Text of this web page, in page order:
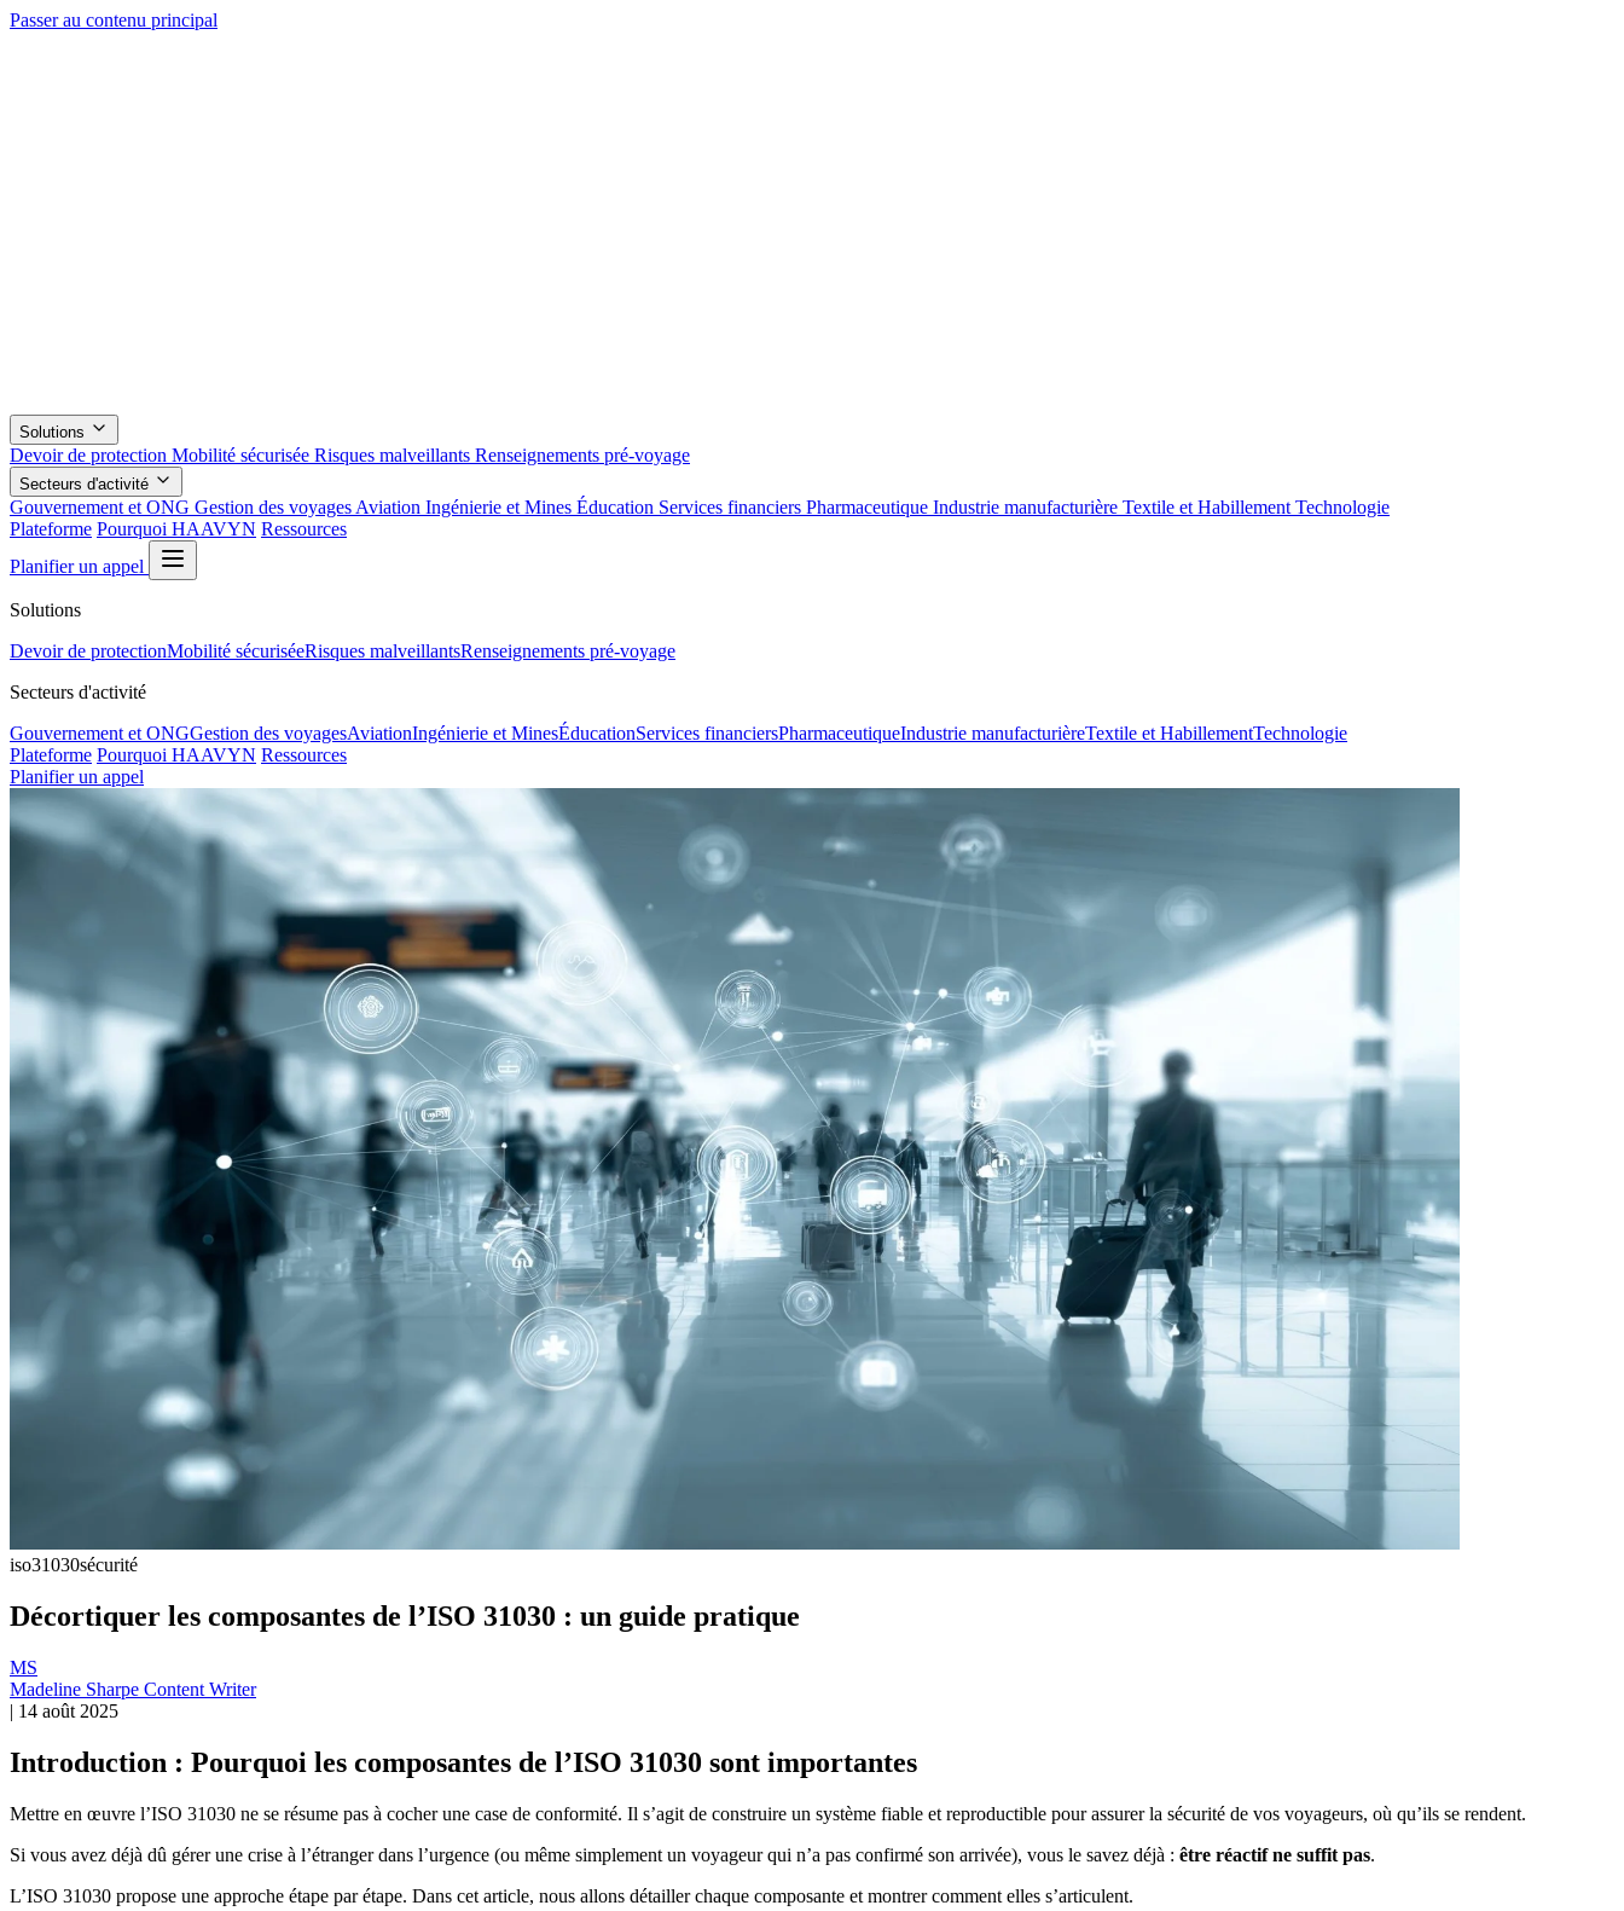
Passer au contenu principal
Solutions
Devoir de protection Mobilité sécurisée Risques malveillants Renseignements pré-voyage
Secteurs d'activité
Gouvernement et ONG Gestion des voyages Aviation Ingénierie et Mines Éducation Services financiers Pharmaceutique Industrie manufacturière Textile et Habillement Technologie
Plateforme Pourquoi HAAVYN Ressources
Planifier un appel
Solutions
Devoir de protectionMobilité sécuriséeRisques malveillantsRenseignements pré-voyage
Secteurs d'activité
Gouvernement et ONGGestion des voyagesAviationIngénierie et MinesÉducationServices financiersPharmaceutiqueIndustrie manufacturièreTextile et HabillementTechnologie
Plateforme Pourquoi HAAVYN Ressources
Planifier un appel
iso31030sécurité
Décortiquer les composantes de l’ISO 31030 : un guide pratique
MS
Madeline Sharpe Content Writer
| 14 août 2025
Introduction : Pourquoi les composantes de l’ISO 31030 sont importantes
Mettre en œuvre l’ISO 31030 ne se résume pas à cocher une case de conformité. Il s’agit de construire un système fiable et reproductible pour assurer la sécurité de vos voyageurs, où qu’ils se rendent.
Si vous avez déjà dû gérer une crise à l’étranger dans l’urgence (ou même simplement un voyageur qui n’a pas confirmé son arrivée), vous le savez déjà : être réactif ne suffit pas.
L’ISO 31030 propose une approche étape par étape. Dans cet article, nous allons détailler chaque composante et montrer comment elles s’articulent.